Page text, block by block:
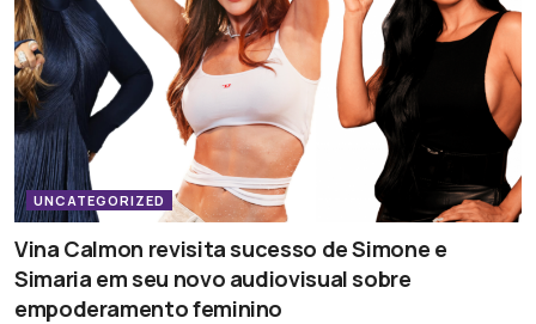
UNCATEGORIZED
Vina Calmon revisita sucesso de Simone e
Simaria em seu novo audiovisual sobre
empoderamento feminino